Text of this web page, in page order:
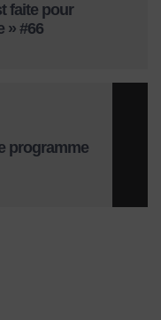
faite pour
» #66
programme